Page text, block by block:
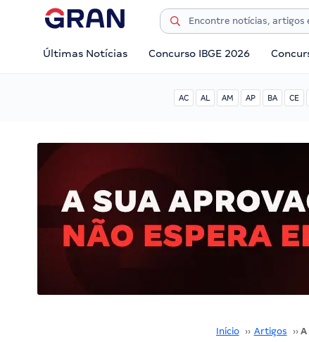
Últimas Notícias Concurso IBGE 2026
AC AL AM AP BA CE
Início ›› Artigos ››